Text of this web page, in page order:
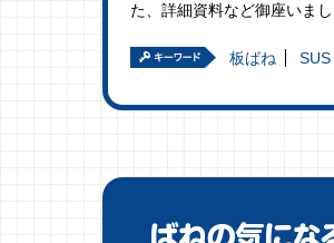
た、詳細資料など御座いま
板ばね SUS